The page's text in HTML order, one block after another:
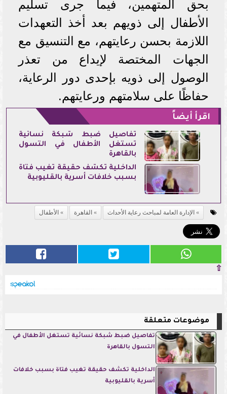
بحق المتهمين، فيما جرى تسليم
الأطفال إلى ذويهم بعد أخذ التعهدات
اللازمة بحسن رعايتهم، مع التنسيق مع
الجهات المختصة لإيداع من تعذر
الوصول إلى ذويه بإحدى دور الرعاية،
حفاظًا على سلامتهم ورعايتهم.
اقرأ أيضاً
تفاصيل ضبط شبكة نسائية
تستغل الأطفال في التسول
بالقاهرة
الداخلية تكشف حقيقة تغيب فتاة
بسبب خلافات أسرية بالقليوبية
الإدارة العامة لمباحث رعاية الأحداث القاهرة الأطفال
⇧
موضوعات متعلقة
تفاصيل ضبط شبكة نسائية تستغل الأطفال في
التسول بالقاهرة
الداخلية تكشف حقيقة تغيب فتاة بسبب خلافات
أسرية بالقليوبية